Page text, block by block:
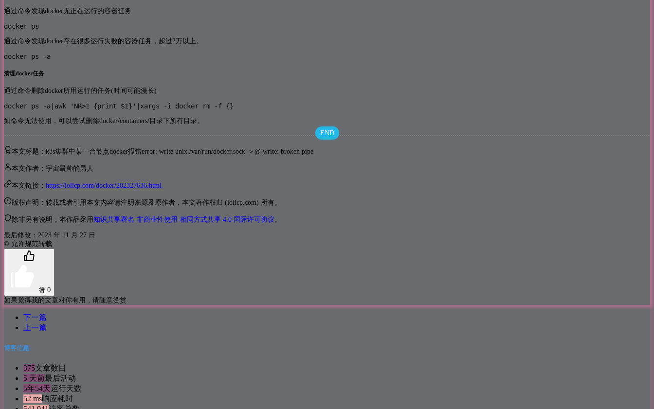
通过命令发现docker无正在运行的容器任务
docker ps
通过命令发现docker存在很多运行失败的容器任务，超过2万以上。
docker ps -a
清理docker任务
通过命令删除docker所用运行的任务(时间可能漫长)
docker ps -a|awk 'NR>1 {print $1}'|xargs -i docker rm -f {}
如命令无法使用，可以尝试删除docker/containers/目录下所有目录。
END
本文标题：k8s集群中某一台节点docker报错error: write unix /var/run/docker.sock-＞@ write: broken pipe
本文作者：宇宙最帅的男人
本文链接： https://lolicp.com/docker/202327636.html
版权声明：转载或者引用本文内容请注明来源及原作者，本文著作权归 (lolicp.com) 所有。
除非另有说明，本作品采用 知识共享署名-非商业性使用-相同方式共享 4.0 国际许可协议。
最后修改：2023 年 11 月 27 日
© 允许规范转载
赞 0
如果觉得我的文章对你有用，请随意赞赏
下一篇
上一篇
博客信息
375文章数目
5 天前最后活动
5年54天运行天数
52 ms响应耗时